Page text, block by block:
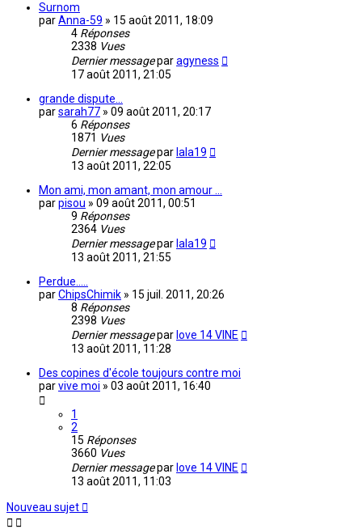
Surnom
parAnna-59 » 15 août 2011, 18:09
4 Réponses
2338 Vues
Dernier messageparagyness
17 août 2011, 21:05
grande dispute...
parsarah77 » 09 août 2011, 20:17
6 Réponses
1871 Vues
Dernier messagepar lala19
13 août 2011, 22:05
Mon ami, mon amant, mon amour ...
parpisou » 09 août 2011, 00:51
9 Réponses
2364 Vues
Dernier messagepar lala19
13 août 2011, 21:55
Perdue.....
parChipsChimik » 15 juil. 2011, 20:26
8 Réponses
2398 Vues
Dernier messagepar love 14 VINE
13 août 2011, 11:28
Des copines d'école toujours contre moi
parvive moi » 03 août 2011, 16:40
1
2
15 Réponses
3660 Vues
Dernier messagepar love 14 VINE
13 août 2011, 11:03
Nouveau sujet